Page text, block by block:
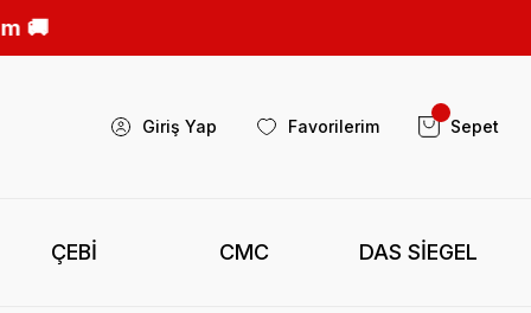
Giriş Yap Favorilerim Sepet
ÇEBİ CMC DAS SİEGEL